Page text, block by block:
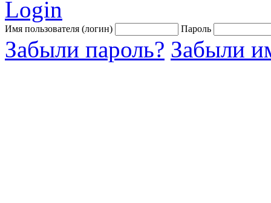
Login
Имя пользователя (логин) Пароль
Забыли пароль? Забыли